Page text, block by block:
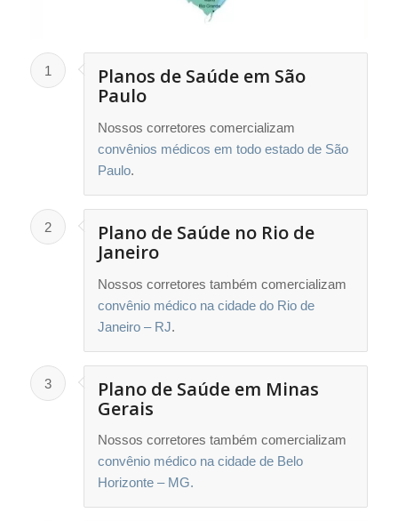
1
Planos de Saúde em São
Paulo
Nossos corretores comercializam
convênios médicos em todo estado de São
Paulo.
2
Plano de Saúde no Rio de
Janeiro
Nossos corretores também comercializam
convênio médico na cidade do Rio de
Janeiro – RJ.
3
Plano de Saúde em Minas
Gerais
Nossos corretores também comercializam
convênio médico na cidade de Belo
Horizonte – MG.